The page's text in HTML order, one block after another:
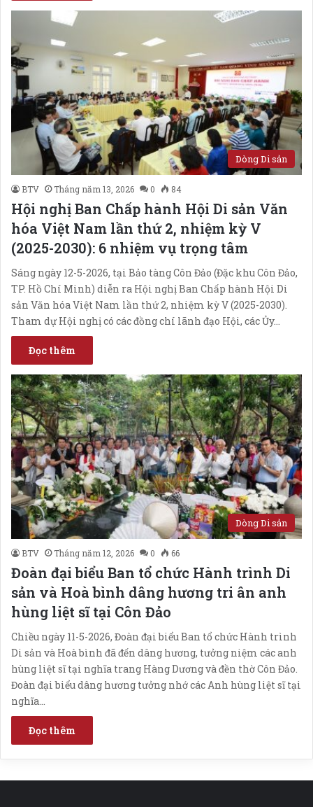
Dòng Di sản
BTV Tháng năm 13, 2026 0 84
Hội nghị Ban Chấp hành Hội Di sản Văn
hóa Việt Nam lần thứ 2, nhiệm kỳ V
(2025-2030): 6 nhiệm vụ trọng tâm
Sáng ngày 12-5-2026, tại Bảo tàng Côn Đảo (Đặc khu Côn Đảo,
TP. Hồ Chí Minh) diễn ra Hội nghị Ban Chấp hành Hội Di
sản Văn hóa Việt Nam lần thứ 2, nhiệm kỳ V (2025-2030).
Tham dự Hội nghị có các đồng chí lãnh đạo Hội, các Ủy…
Đọc thêm
Dòng Di sản
BTV Tháng năm 12, 2026 0 66
Đoàn đại biểu Ban tổ chức Hành trình Di
sản và Hoà bình dâng hương tri ân anh
hùng liệt sĩ tại Côn Đảo
Chiều ngày 11-5-2026, Đoàn đại biểu Ban tổ chức Hành trình
Di sản và Hoà bình đã đến dâng hương, tưởng niệm các anh
hùng liệt sĩ tại nghĩa trang Hàng Dương và đền thờ Côn Đảo.
Đoàn đại biểu dâng hương tưởng nhớ các Anh hùng liệt sĩ tại
nghĩa…
Đọc thêm